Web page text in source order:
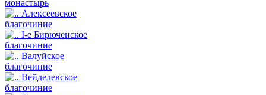
монастырь
Алексеевское
благочиние
I-е Бирюченское
благочиние
Валуйское
благочиние
Вейделевское
благочиние